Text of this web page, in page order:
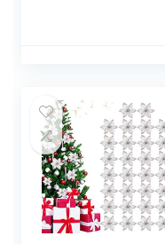
natuurlijke
kerstboomhanger
kerstdecoratie